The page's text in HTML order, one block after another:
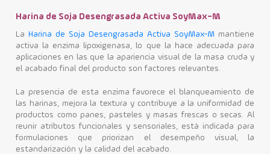
Harina de Soja Desengrasada Activa SoyMax-M
La Harina de Soja Desengrasada Activa SoyMax-M mantiene
activa la enzima lipoxigenasa, lo que la hace adecuada para
aplicaciones en las que la apariencia visual de la masa cruda y
el acabado final del producto son factores relevantes.
La presencia de esta enzima favorece el blanqueamiento de
las harinas, mejora la textura y contribuye a la uniformidad de
productos como panes, pasteles y masas frescas o secas. Al
reunir atributos funcionales y sensoriales, está indicada para
formulaciones que priorizan el desempeño visual, la
estandarización y la calidad del acabado.